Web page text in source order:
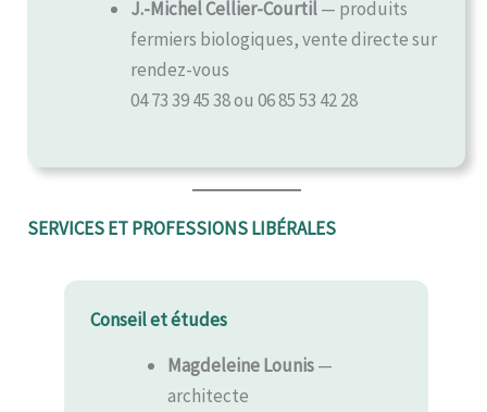
J.-Michel Cellier-Courtil— produits
fermiers biologiques, vente directe sur
rendez-vous
04 73 39 45 38 ou 06 85 53 42 28
SERVICES ET PROFESSIONS LIBÉRALES
Conseil et études
Magdeleine Lounis—
architecte